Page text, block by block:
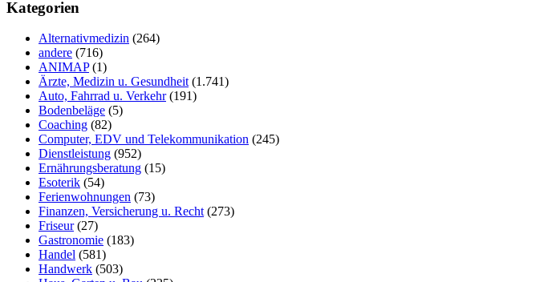
Kategorien
Alternativmedizin (264)
andere (716)
ANIMAP(1)
Ärzte, Medizin u. Gesundheit (1.741)
Auto, Fahrrad u. Verkehr(191)
Bodenbeläge (5)
Coaching (82)
Computer, EDV und Telekommunikation (245)
Dienstleistung (952)
Ernährungsberatung (15)
Esoterik (54)
Ferienwohnungen (73)
Finanzen, Versicherung u. Recht (273)
Friseur(27)
Gastronomie (183)
Handel (581)
Handwerk (503)